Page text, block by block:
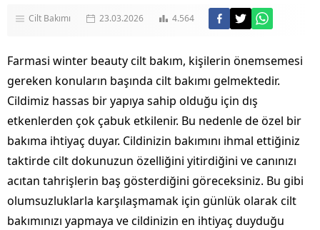
Cilt Bakımı 23.03.2026 4.564
Farmasi winter beauty cilt bakım, kişilerin önemsemesi
gereken konuların başında cilt bakımı gelmektedir.
Cildimiz hassas bir yapıya sahip olduğu için dış
etkenlerden çok çabuk etkilenir. Bu nedenle de özel bir
bakıma ihtiyaç duyar. Cildinizin bakımını ihmal ettiğiniz
taktirde cilt dokunuzun özelliğini yitirdiğini ve canınızı
acıtan tahrişlerin baş gösterdiğini göreceksiniz. Bu gibi
olumsuzluklarla karşılaşmamak için günlük olarak cilt
bakımınızı yapmaya ve cildinizin en ihtiyaç duyduğu